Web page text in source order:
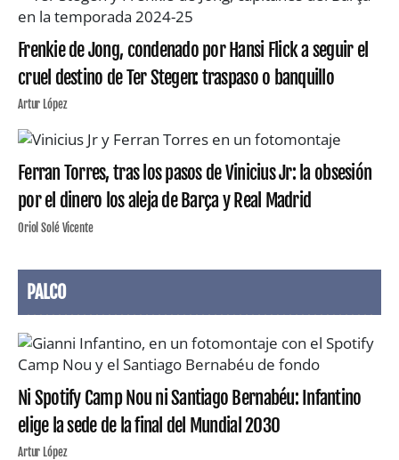
Frenkie de Jong, condenado por Hansi Flick a seguir el
cruel destino de Ter Stegen: traspaso o banquillo
Artur López
Ferran Torres, tras los pasos de Vinicius Jr: la obsesión
por el dinero los aleja de Barça y Real Madrid
Oriol Solé Vicente
PALCO
Ni Spotify Camp Nou ni Santiago Bernabéu: Infantino
elige la sede de la final del Mundial 2030
Artur López